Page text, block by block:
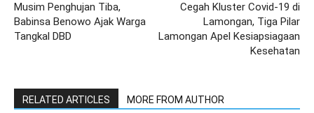
Musim Penghujan Tiba,
Babinsa Benowo Ajak Warga
Tangkal DBD
Cegah Kluster Covid-19 di
Lamongan, Tiga Pilar
Lamongan Apel Kesiapsiagaan
Kesehatan
RELATED ARTICLES MORE FROM AUTHOR